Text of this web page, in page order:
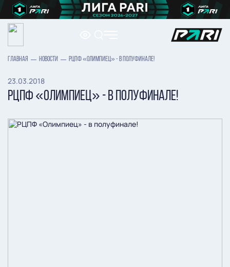
ГЛАВНАЯ НОВОСТИ РЦПФ «ОЛИМПИЕЦ» - В ПОЛУФИНАЛЕ!
23.03.2018
РЦПФ «ОЛИМПИЕЦ» - В ПОЛУФИНАЛЕ!